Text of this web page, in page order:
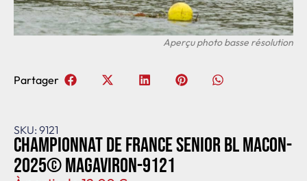
SKU: 9121
Championnat de France senior BL Macon-
2025© MagAviron-9121
Partager